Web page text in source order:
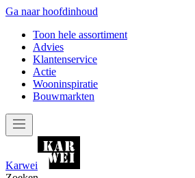
Ga naar hoofdinhoud
Toon hele assortiment
Advies
Klantenservice
Actie
Wooninspiratie
Bouwmarkten
Karwei